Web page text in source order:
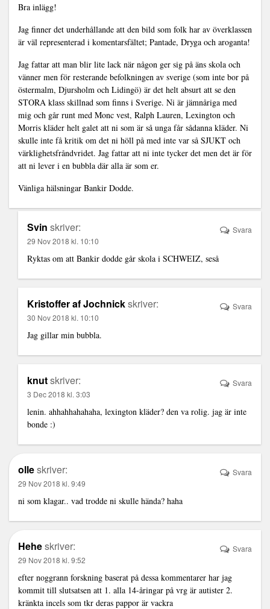
Bra inlägg!
Jag finner det underhållande att den bild som folk har av överklassen
är väl representerad i komentarsfältet; Pantade, Dryga och aroganta!
Jag fattar att man blir lite lack när någon ger sig på äns skola och
vänner men för resterande befolkningen av sverige (som inte bor på
östermalm, Djursholm och Lidingö) är det helt absurt att se den
STORA klass skillnad som finns i Sverige. Ni är jämnåriga med
mig och går runt med Monc vest, Ralph Lauren, Lexington och
Morris kläder helt galet att ni som är så unga får sådanna kläder. Ni
skulle inte få kritik om det ni höll på med inte var så SJUKT och
värklighetsfråndvridet. Jag fattar att ni inte tycker det men det är för
att ni lever i en bubbla där alla är som er.
Vänliga hälsningar Bankir Dodde.
Svin skriver:
29 Nov 2018 kl. 10:10
Ryktas om att Bankir dodde går skola i SCHWEIZ, seså
Svara
Kristoffer af Jochnickskriver:
30 Nov 2018 kl. 10:10
Jag gillar min bubbla.
Svara
knutskriver:
3 Dec 2018 kl. 3:03
lenin. ahhahhahahaha, lexington kläder? den va rolig. jag är inte
bonde :)
Svara
olleskriver:
29 Nov 2018 kl. 9:49
ni som klagar.. vad trodde ni skulle hända? haha
Svara
Heheskriver:
29 Nov 2018 kl. 9:52
efter noggrann forskning baserat på dessa kommentarer har jag
kommit till slutsatsen att 1. alla 14-åringar på vrg är autister 2.
kränkta incels som tkr deras pappor är vackra
Svara